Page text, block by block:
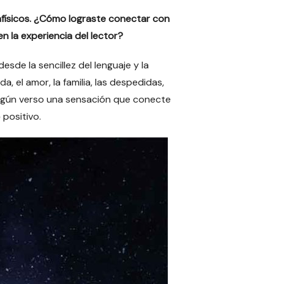
¿Cómo lograste conectar con
la experiencia del lector?
la sencillez del lenguaje y la
el amor, la familia, las despedidas,
verso una sensación que conecte
positivo.